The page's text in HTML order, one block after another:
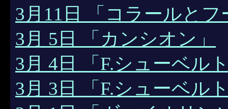
3月11日 「コラールとフ
3月 5日 「カンシオン」
3月 4日 「F.シューベル
3月 3日 「F.シューベル